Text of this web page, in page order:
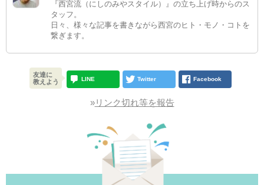
『西宮流（にしのみやスタイル）』の立ち上げ時からのス
タッフ。
日々、様々な記事を書きながら西宮のヒト・モノ・コトを
繋ぎます。
友達に
教えよう
LINE Twitter Facebook
»リンク切れ等を報告